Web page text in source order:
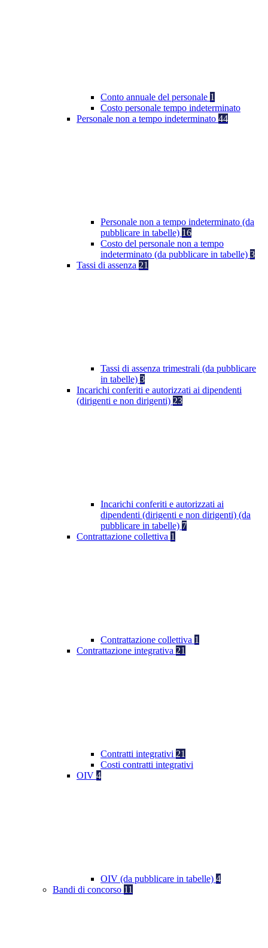
Conto annuale del personale 1
Costo personale tempo indeterminato
Personale non a tempo indeterminato 44
Personale non a tempo indeterminato (da
pubblicare in tabelle) 16
Costo del personale non a tempo
indeterminato (da pubblicare in tabelle) 3
Tassi di assenza 21
Tassi di assenza trimestrali (da pubblicare
in tabelle) 3
Incarichi conferiti e autorizzati ai dipendenti
(dirigenti e non dirigenti) 23
Incarichi conferiti e autorizzati ai
dipendenti (dirigenti e non dirigenti) (da
pubblicare in tabelle) 7
Contrattazione collettiva 1
Contrattazione collettiva 1
Contrattazione integrativa 21
Contratti integrativi 21
Costi contratti integrativi
OIV 4
OIV (da pubblicare in tabelle) 4
Bandi di concorso 11